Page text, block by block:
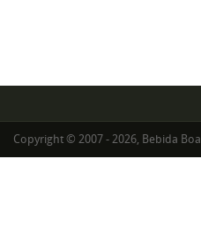
Copyright © 2007 - 2026, Bebida Boa